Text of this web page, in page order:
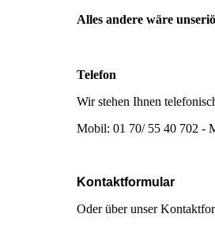
Alles andere wäre
Telefon
Wir stehen Ihnen
Mobil: 01 70/ 55 40 702 -
Kontaktformular
Oder über unser